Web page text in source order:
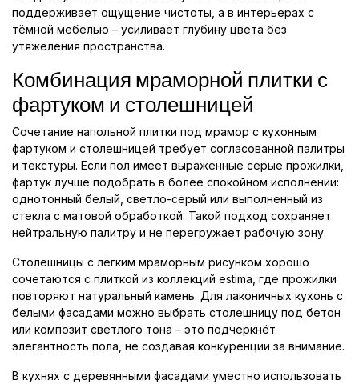
поддерживает ощущение чистоты, а в интерьерах с
тёмной мебелью – усиливает глубину цвета без
утяжеления пространства.
Комбинация мраморной плитки с
фартуком и столешницей
Сочетание напольной плитки под мрамор с кухонным
фартуком и столешницей требует согласованной палитры
и текстуры. Если пол имеет выраженные серые прожилки,
фартук лучше подобрать в более спокойном исполнении:
однотонный белый, светло-серый или выполненный из
стекла с матовой обработкой. Такой подход сохраняет
нейтральную палитру и не перегружает рабочую зону.
Столешницы с лёгким мраморным рисунком хорошо
сочетаются с плиткой из коллекций estima, где прожилки
повторяют натуральный камень. Для лаконичных кухонь с
белыми фасадами можно выбрать столешницу под бетон
или композит светлого тона – это подчеркнёт
элегантность пола, не создавая конкуренции за внимание.
В кухнях с деревянными фасадами уместно использовать